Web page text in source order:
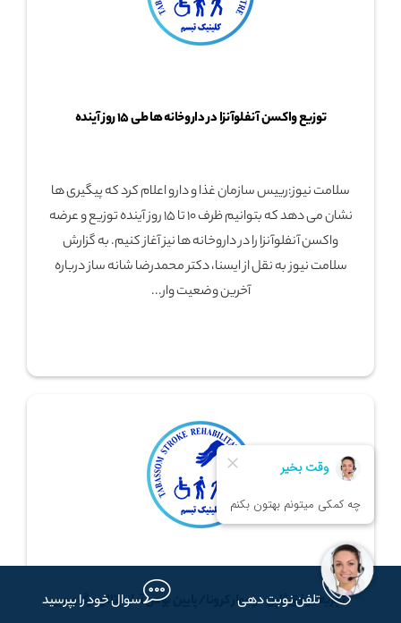
توزیع واکسن آنفلوآنزا در داروخانه ها طی ۱۵ روز آینده
سلامت نیوز:رییس سازمان غذا و دارو اعلام کرد که پیگیری ها
نشان می دهد که بتوانیم ظرف ۱۰ تا ۱۵ روز آینده توزیع و عرضه
واکسن آنفلوآنزا را در داروخانه ها نیز آغاز کنیم. به گزارش
سلامت نیوز به نقل از ایسنا، دکتر محمدرضا شانه ساز درباره
آخرین وضعیت وار...
تجربه موفق ژاپن در مهار کرونا/پایین بودن آمار ابتلا و مرگ و میر
تلفن نوبت دهی سوال خود را بپرسید